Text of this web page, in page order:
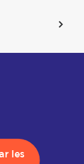
les